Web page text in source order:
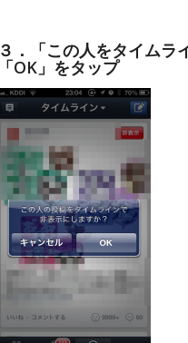
３．「この人をタイムラ
「OK」をタップ